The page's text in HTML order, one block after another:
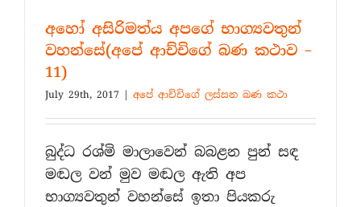
අහෝ අසිරිමත්ය අපගේ භාග්‍යවතුන්
වහන්සේ(අපේ ආච්චිගේ බණ කථාව –
11)
July 29th, 2017 | අපේ ආච්චිගේ ලස්සන බණ කථා
බුද්ධ රශ්මි මාලාවෙන් බබළන පුන් සඳ
මඬල වන් මුව මඬල ඇති අප
භාග්‍යවතුන් වහන්සේ ඉතා පියකරු